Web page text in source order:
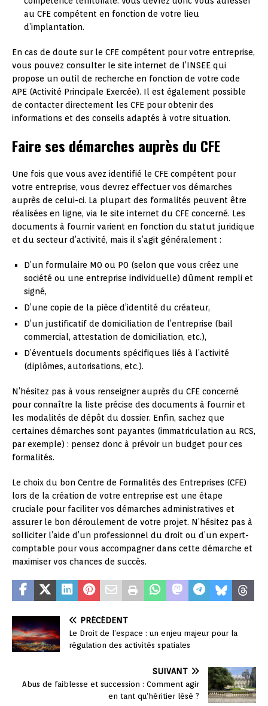
au CFE compétent en fonction de votre lieu
d’implantation.
En cas de doute sur le CFE compétent pour votre entreprise,
vous pouvez consulter le site internet de l’INSEE qui
propose un outil de recherche en fonction de votre code
APE (Activité Principale Exercée). Il est également possible
de contacter directement les CFE pour obtenir des
informations et des conseils adaptés à votre situation.
Faire ses démarches auprès du CFE
Une fois que vous avez identifié le CFE compétent pour
votre entreprise, vous devrez effectuer vos démarches
auprès de celui-ci. La plupart des formalités peuvent être
réalisées en ligne, via le site internet du CFE concerné. Les
documents à fournir varient en fonction du statut juridique
et du secteur d’activité, mais il s’agit généralement :
D’un formulaire M0 ou P0 (selon que vous créez une
société ou une entreprise individuelle) dûment rempli et
signé,
D’une copie de la pièce d’identité du créateur,
D’un justificatif de domiciliation de l’entreprise (bail
commercial, attestation de domiciliation, etc.),
D’éventuels documents spécifiques liés à l’activité
(diplômes, autorisations, etc.).
N’hésitez pas à vous renseigner auprès du CFE concerné
pour connaître la liste précise des documents à fournir et
les modalités de dépôt du dossier. Enfin, sachez que
certaines démarches sont payantes (immatriculation au RCS,
par exemple) : pensez donc à prévoir un budget pour ces
formalités.
Le choix du bon Centre de Formalités des Entreprises (CFE)
lors de la création de votre entreprise est une étape
cruciale pour faciliter vos démarches administratives et
assurer le bon déroulement de votre projet. N’hésitez pas à
solliciter l’aide d’un professionnel du droit ou d’un expert-
comptable pour vous accompagner dans cette démarche et
maximiser vos chances de succès.
PRÉCÉDENT
Le Droit de l’espace : un enjeu majeur pour la
régulation des activités spatiales
SUIVANT
Abus de faiblesse et succession : Comment agir
en tant qu’héritier lésé ?